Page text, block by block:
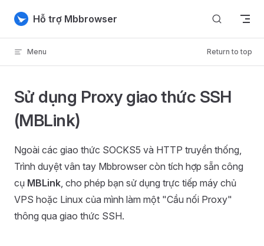
Skip to content
Hỗ trợ Mbbrowser
Menu Return to top
Sử dụng Proxy giao thức SSH
(MBLink)
Ngoài các giao thức SOCKS5 và HTTP truyền thống,
Trình duyệt vân tay Mbbrowser còn tích hợp sẵn công
cụ MBLink, cho phép bạn sử dụng trực tiếp máy chủ
VPS hoặc Linux của mình làm một "Cầu nối Proxy"
thông qua giao thức SSH.